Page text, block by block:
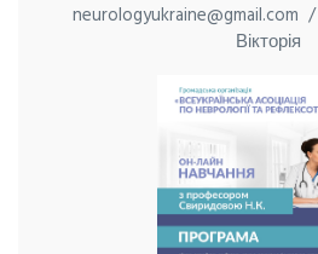
neurologyukraine@gmail.com /
Вікторія